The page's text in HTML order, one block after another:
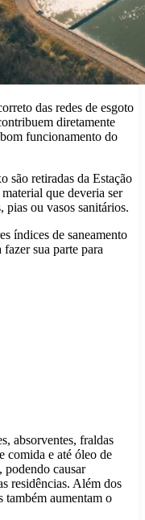
das redes de esgoto
diretamente
funcionamento do
são retiradas da Estação
que deveria ser
pias ou vasos sanitários.
índices de saneamento
sua parte para
absorventes, fraldas
comida e até óleo de
podendo causar
residências. Além dos
também aumentam o